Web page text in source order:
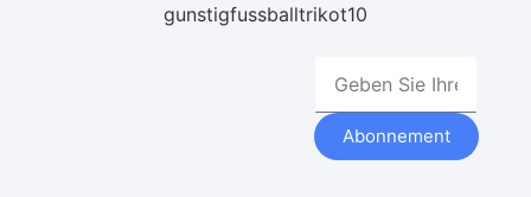
gunstigfussballtrikot10
Abonnement